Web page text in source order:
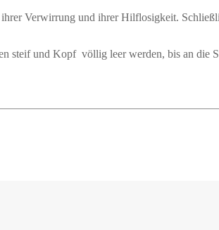
Verwirrung und ihrer Hilflosigkeit.
steif und Kopf völlig leer werden, bis an die